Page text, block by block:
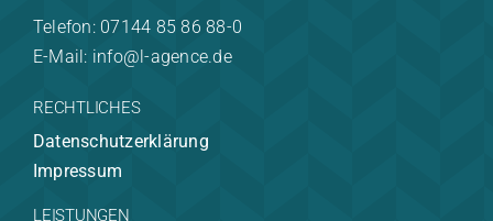
Telefon: 07144 85 86 88-0
E-Mail: info@l-agence.de
RECHTLICHES
Datenschutzerklärung
Impressum
LEISTUNGEN